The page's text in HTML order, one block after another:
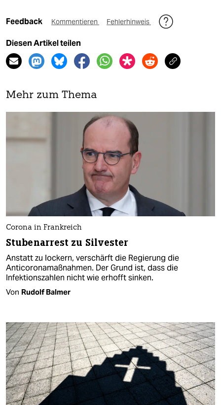
Feedback Kommentieren Fehlerhinweis
Diesen Artikel teilen
Mehr zum Thema
Corona in Frankreich
Stubenarrest zu Silvester
Anstatt zu lockern, verschärft die Regierung die
Anticoronamaßnahmen. Der Grund ist, dass die
Infektionszahlen nicht wie erhofft sinken.
Von Rudolf Balmer